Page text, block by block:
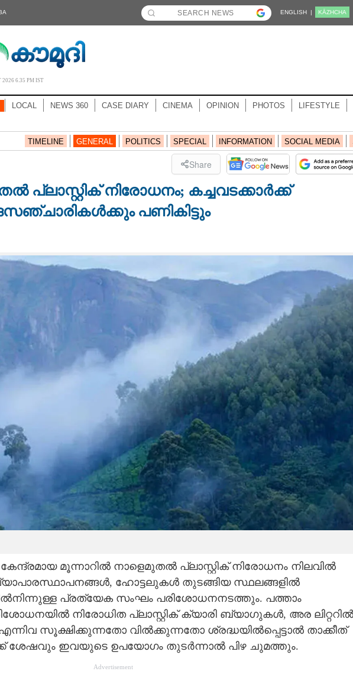
ENGLISH | KĀZHCHA
6.35 PM IST
LOCAL NEWS 360 CASE DIARY CINEMA OPINION PHOTOS LIFESTYLE
TIMELINE GENERAL POLITICS SPECIAL INFORMATION SOCIAL MEDIA
Share
പ്ലാസ്റ്റിക് നിരോധനം; കച്ചവടക്കാർക്ക്
പണികിട്ടും
മൂന്നാറിൽ നാളെമുതൽ പ്ലാസ്റ്റിക് നിരോധനം നിലവിൽ
ഹോട്ടലുകൾ തുടങ്ങിയ സ്ഥലങ്ങളിൽ
പ്രത്യേക സംഘം പരിശോധനനടത്തും. പത്താം
നിരോധിത പ്ലാസ്റ്റിക് ക്യാരി ബ്യാഗുകൾ, അര ലിറ്ററിൽ
സൂക്ഷിക്കുന്നതോ വിൽക്കുന്നതോ ശ്രദ്ധയിൽപ്പെട്ടാൽ താക്കീത്
ശേഷവും ഇവയുടെ ഉപയോഗം തുടർന്നാൽ പിഴ ചുമത്തും.
Advertisement